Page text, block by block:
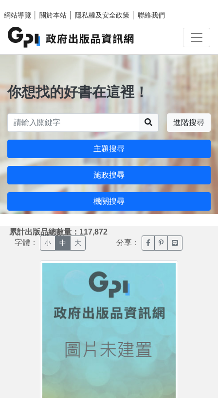
網站導覽
關於本站 隱私權及安全政策 聯絡我們
你想找的好書在這裡！
進階搜尋
主題搜尋
施政搜尋
機關搜尋
累計出版品總數量：117,872
字體： 小 中 大 分享： 臉書分享(另開新視窗)
噗浪分享(另開新
Line分享(另